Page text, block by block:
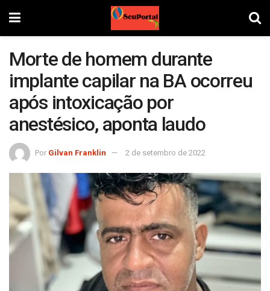
Morte de homem durante
implante capilar na BA ocorreu
após intoxicação por
anestésico, aponta laudo
Por Gilvan Franklin 2 de setembro de 2022